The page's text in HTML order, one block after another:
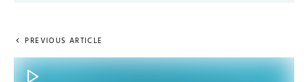
PREVIOUS ARTICLE